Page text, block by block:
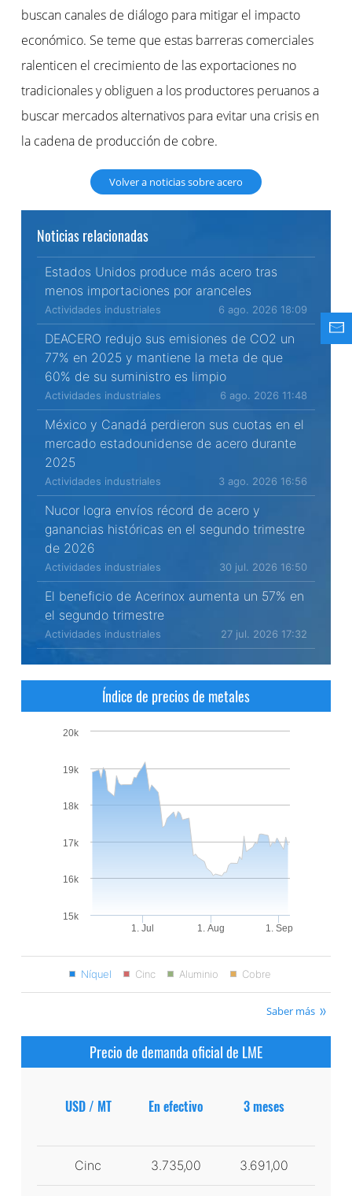
buscan canales de diálogo para mitigar el impacto
económico. Se teme que estas barreras comerciales
ralenticen el crecimiento de las exportaciones no
tradicionales y obliguen a los productores peruanos a
buscar mercados alternativos para evitar una crisis en
la cadena de producción de cobre.
Volver a noticias sobre acero
Noticias relacionadas
Estados Unidos produce más acero tras
menos importaciones por aranceles
Actividades industriales 6 ago. 2026 18:09
DEACERO redujo sus emisiones de CO2 un
77% en 2025 y mantiene la meta de que
60% de su suministro es limpio
Actividades industriales 6 ago. 2026 11:48
México y Canadá perdieron sus cuotas en el
mercado estadounidense de acero durante
2025
Actividades industriales 3 ago. 2026 16:56
Nucor logra envíos récord de acero y
ganancias históricas en el segundo trimestre
de 2026
Actividades industriales 30 jul. 2026 16:50
El beneficio de Acerinox aumenta un 57% en
el segundo trimestre
Actividades industriales 27 jul. 2026 17:32
Índice de precios de metales
1. Jul 1. Aug 1. Sep
15k
16k
17k
18k
19k
20k
Níquel Cinc Aluminio Cobre
Saber más
Precio de demanda oficial de LME
USD / MT En efectivo 3 meses
Cinc 3.735,00 3.691,00